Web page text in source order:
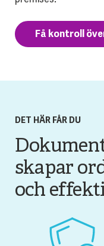
Få kontroll
DET HÄR FÅR DU
skapar
och